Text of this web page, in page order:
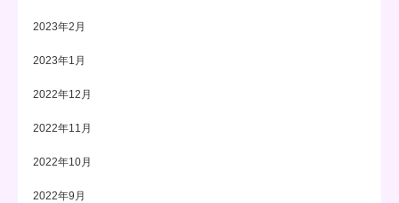
2023年2月
2023年1月
2022年12月
2022年11月
2022年10月
2022年9月